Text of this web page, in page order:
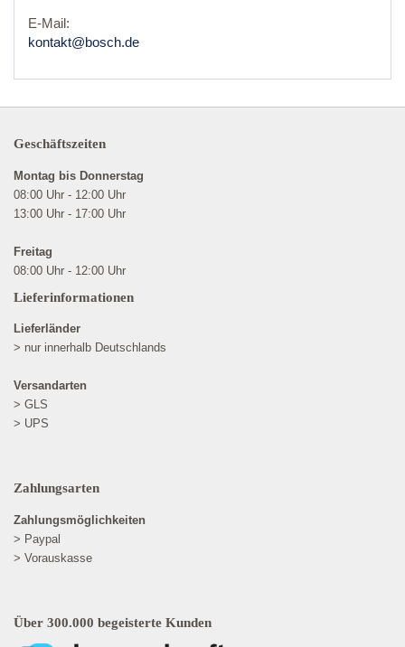
E-Mail:
kontakt@bosch.de
Geschäftszeiten
Montag bis Donnerstag
08:00 Uhr - 12:00 Uhr
13:00 Uhr - 17:00 Uhr
Freitag
08:00 Uhr - 12:00 Uhr
Lieferinformationen
Lieferländer
> nur innerhalb Deutschlands
Versandarten
> GLS
> UPS
Zahlungsarten
Zahlungsmöglichkeiten
> Paypal
> Vorauskasse
Über 300.000 begeisterte Kunden